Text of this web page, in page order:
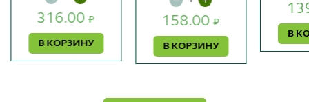
316.00₽
В КОРЗИНУ
158.00₽
В КОРЗИНУ
В